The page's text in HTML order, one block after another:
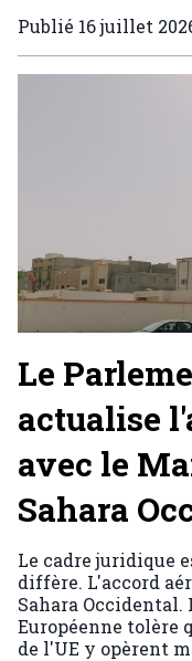
Publié 16 juillet
Le
actualise
avec le
Sahara
Le cadre juridique
diffère. L'accord
Sahara
Européenne tolère
de l'UE y opèrent